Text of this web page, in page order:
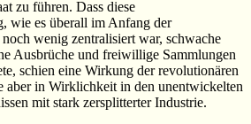
zu führen. Dass diese
wie es überall im Anfang der
wenig zentralisiert war, schwache
Ausbrüche und freiwillige Sammlungen
schien eine Wirkung der revolutionären
aber in Wirklichkeit in den unentwickelten
mit stark zersplitterter Industrie.